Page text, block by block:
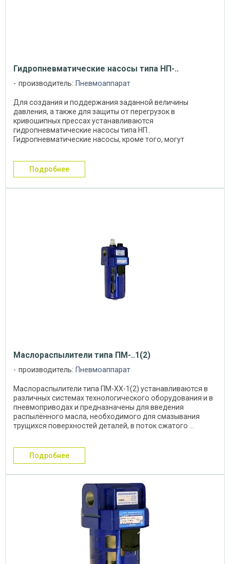
Гидропневматические насосы типа НП-..
производитель: Пневмоаппарат
Для создания и поддержания заданной величины
давления, а также для защиты от перегрузок в
кривошипных прессах устанавливаются
гидропневматические насосы типа НП..
Гидропневматические насосы, кроме того, могут
подробнее
Маслораспылители типа ПМ-..1(2)
производитель: Пневмоаппарат
Маслораспылители типа ПМ-ХХ-1(2) устанавливаются в
различных системах технологического оборудования и в
пневмоприводах и предназначены для введения
распылённого масла, необходимого для смазывания
трущихся поверхностей деталей, в поток сжатого ...
подробнее